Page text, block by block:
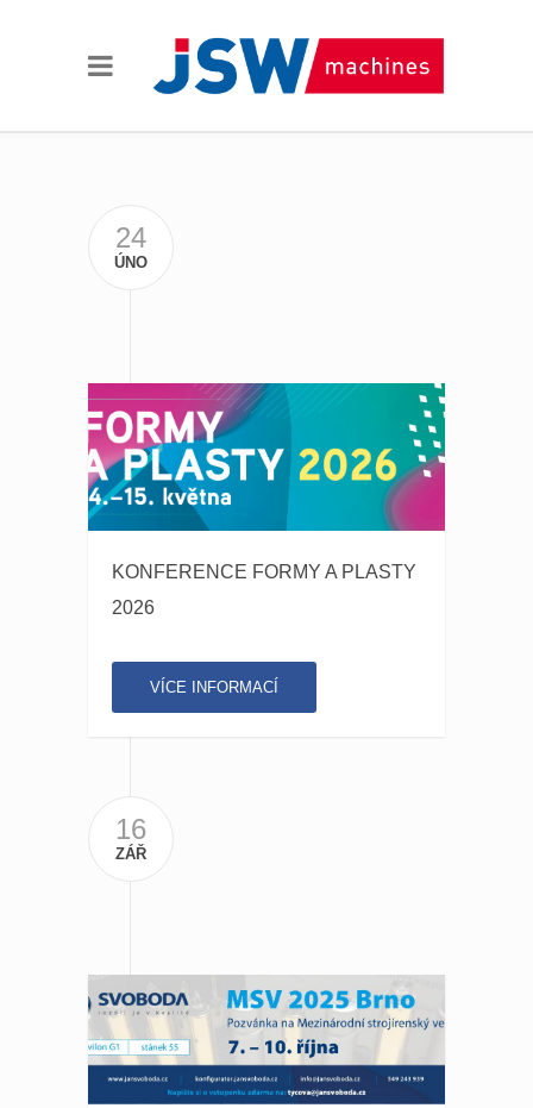
24
ÚNO
KONFERENCE FORMY A PLASTY
2026
VÍCE INFORMACÍ
16
ZÁŘ